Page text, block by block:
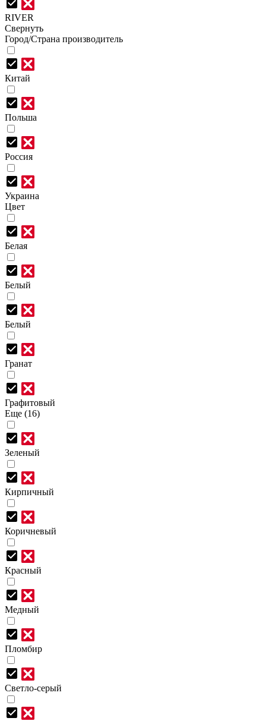
RIVER
Свернуть
Город/Страна производитель
Китай
Польша
Россия
Украина
Цвет
Белая
Белый
Белый
Гранат
Графитовый
Еще (16)
Зеленый
Кирпичный
Коричневый
Красный
Медный
Пломбир
Светло-серый